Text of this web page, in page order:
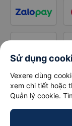
Sử dụng
Vexere dùng
xem chi tiết hoặc
Quản lý cookie.